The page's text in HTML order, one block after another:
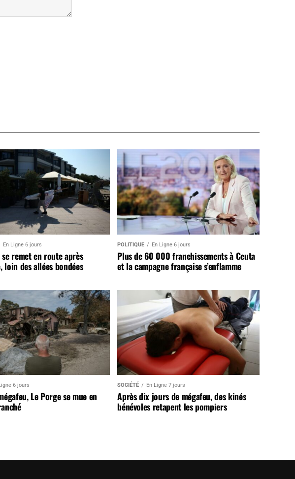
En Ligne 6 jours
remet en route après
loin des allées bondées
POLITIQUE En Ligne 6 jours
Plus de 60 000 franchissements à Ceuta
et la campagne française s’enflamme
6 jours
Le Porge se mue en
SOCIÉTÉ En Ligne 7 jours
Après dix jours de mégafeu, des kinés
bénévoles retapent les pompiers